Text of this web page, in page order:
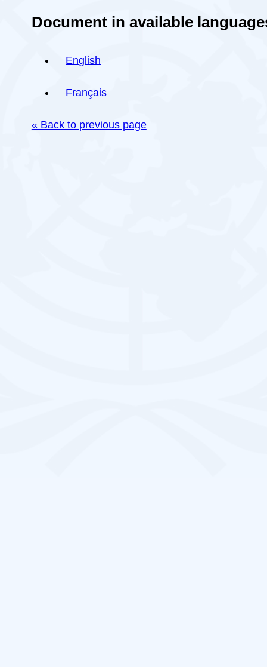
Document in available
English
Français
« Back to previous page